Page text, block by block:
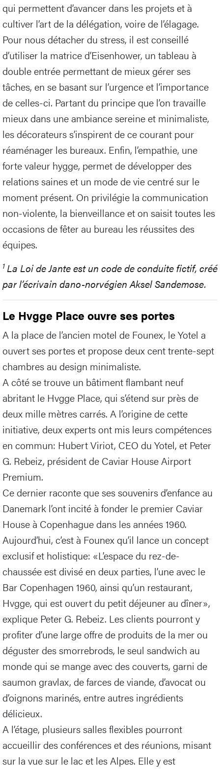
qui permettent d’avancer dans les projets et à
cultiver l’art de la délégation, voire de l’élagage.
Pour nous détacher du stress, il est conseillé
d’utiliser la matrice d’Eisenhower, un tableau à
double entrée permettant de mieux gérer ses
tâches, en se basant sur l’urgence et l’importance
de celles-ci. Partant du principe que l’on travaille
mieux dans une ambiance sereine et minimaliste,
les décorateurs s’inspirent de ce courant pour
réaménager les bureaux. Enfin, l’empathie, une
forte valeur hygge, permet de développer des
relations saines et un mode de vie centré sur le
moment présent. On privilégie la communication
non-violente, la bienveillance et on saisit toutes les
occasions de fêter au bureau les réussites des
équipes.
1La Loi de Jante est un code de conduite fictif, créé
par l’écrivain dano-norvégien Aksel Sandemose.
Le Hvgge Place ouvre ses portes
A la place de l’ancien motel de Founex, le Yotel a
ouvert ses portes et propose deux cent trente-sept
chambres au design minimaliste.
A côté se trouve un bâtiment flambant neuf
abritant le Hvgge Place, qui s’étend sur près de
deux mille mètres carrés. A l’origine de cette
initiative, deux experts ont mis leurs compétences
en commun: Hubert Viriot, CEO du Yotel, et Peter
G. Rebeiz, président de Caviar House Airport
Premium.
Ce dernier raconte que ses souvenirs d’enfance au
Danemark l’ont incité à fonder le premier Caviar
House à Copenhague dans les années 1960.
Aujourd’hui, c’est à Founex qu’il lance un concept
exclusif et holistique: «L’espace du rez-de-
chaussée est divisé en deux parties, l’une avec le
Bar Copenhagen 1960, ainsi qu’un restaurant,
Hvgge, qui est ouvert du petit déjeuner au dîner»,
explique Peter G. Rebeiz. Les clients pourront y
profiter d’une large offre de produits de la mer ou
déguster des smorrebrods, le seul sandwich au
monde qui se mange avec des couverts, garni de
saumon gravlax, de farces de viande, d’avocat ou
d’oignons marinés, entre autres ingrédients
délicieux.
A l’étage, plusieurs salles flexibles pourront
accueillir des conférences et des réunions, misant
sur la vue sur le lac et les Alpes. Elle y est